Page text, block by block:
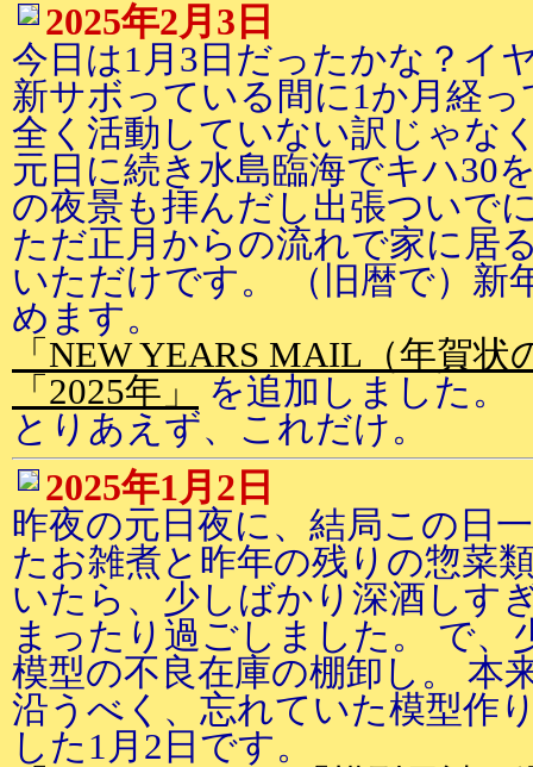
2025年2月3日
今日は1月3日だったかな？イ
新サボっている間に1か月経
全く活動していない訳じゃな
元日に続き水島臨海でキハ30
の夜景も拝んだし出張ついで
ただ正月からの流れで家に居
いただけです。 （旧暦で）新
めます。
「NEW YEARS MAIL（年賀
「2025年」
を追加しました。
とりあえず、これだけ。
2025年1月2日
昨夜の元日夜に、結局この日
たお雑煮と昨年の残りの惣菜
いたら、少しばかり深酒しす
まったり過ごしました。 で、
模型の不良在庫の棚卸し。 本
沿うべく、忘れていた模型作
した1月2日です。